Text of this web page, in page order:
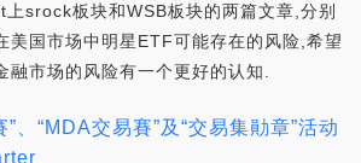
srock板块和WSB板块的两篇文章,分别
美国市场中明星ETF可能存在的风险,希望
融市场的风险有一个更好的认知.
、“MDA交易賽”及“交易集勛章”活动